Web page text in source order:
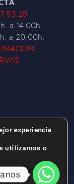
53 28
a 14:00h.
a 20:00h.
©
2026.
1, SALINAS
experiencia
utilizamos o